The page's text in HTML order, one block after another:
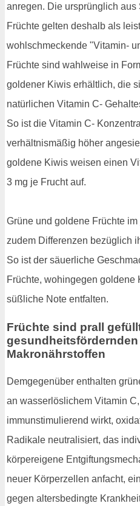
anregen. Die ursprünglich
Früchte gelten deshalb als
wohlschmeckende "Vitamin-
Früchte sind wahlweise in
goldener Kiwis erhältlich, die
natürlichen Vitamin C-
So ist die Vitamin C-
verhältnismäßig höher
goldene Kiwis weisen einen
3 mg je Frucht auf.
Grüne und goldene Früchte im
zudem Differenzen bezüglich
So ist der säuerliche
Früchte, wohingegen
süßliche Note entfalten.
Früchte sind prall
Makronährstoffen
Demgegenüber enthalten
an wasserlöslichem Vitamin
immunstimulierend wirkt,
Radikale neutralisiert, das
körpereigene
neuer Körperzellen anfacht,
gegen altersbedingte